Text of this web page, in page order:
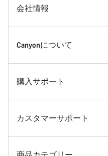
会社情報
受賞歴
採用情報
ニュースルーム
Canyonについて
ニュース＆ストーリー
ヒントとアドバイス
購入サポート
おすすめモデル診断
カスタマーサポート